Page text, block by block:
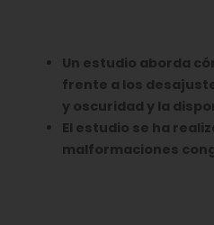
Un estudio aborda
frente a los
y oscuridad y la
El estudio se ha
malformaciones